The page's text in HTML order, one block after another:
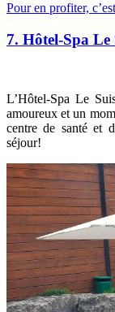
Pour en profiter,
7. Hôtel-Spa Le
L’Hôtel-Spa Le
amoureux et un
centre de santé et
séjour!